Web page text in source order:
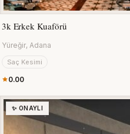
3k Erkek Kuaförü
Yüreğir, Adana
Saç Kesimi
0.00
✨ ONAYLI